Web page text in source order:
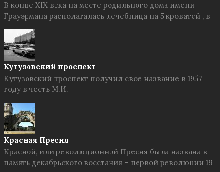
В конце XIX века на месте родильного дома имени
Грауэрмана располагалась лечебница на 5 кроватей , в
Кутузовский проспект
Кутузовский проспект получил свое название в 1957
году в честь М.И.
Красная Пресня
Красной, или революционной Пресня была названа в
память декабрьского восстания – первой революции 19